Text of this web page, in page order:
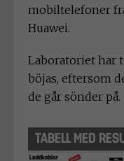
mobiltelefoner
Huawei.
Laboratoriet har
böjas, eftersom
de går sönder på.
TABELL MED